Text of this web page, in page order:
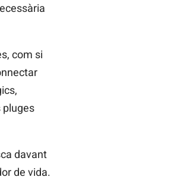
com si
pluges
davant
de vida.